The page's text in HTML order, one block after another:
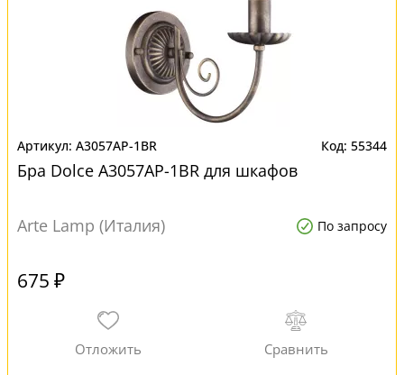
A3057AP-1BR 55344
Бра Dolce A3057AP-1BR для шкафов
Arte Lamp (Италия) По запросу
675 ₽